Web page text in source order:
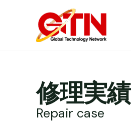
修理実績
Repair case